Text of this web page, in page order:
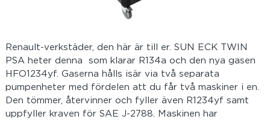
Renault-verkstäder, den här är till er. SUN ECK TWIN
PSA heter denna som klarar R134a och den nya gasen
HFO1234yf. Gaserna hålls isär via två separata
pumpenheter med fördelen att du får två maskiner i en.
Den tömmer, återvinner och fyller även R1234yf samt
uppfyller kraven för SAE J-2788. Maskinen har